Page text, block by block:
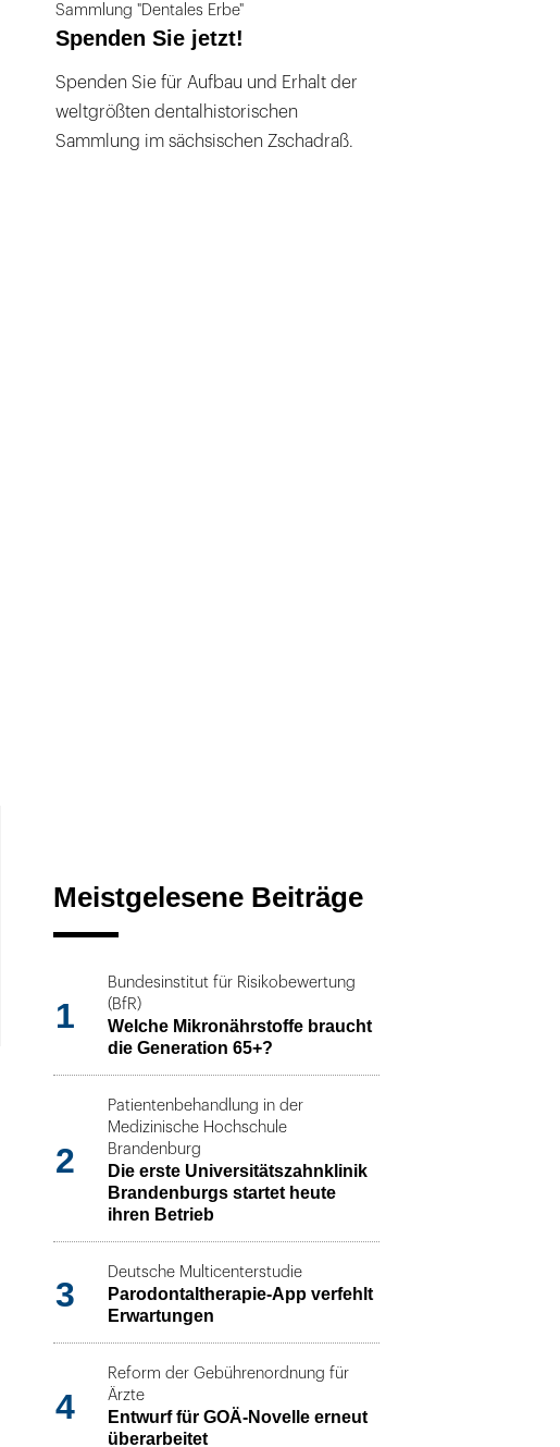
Sammlung "Dentales Erbe"
Spenden Sie jetzt!
Spenden Sie für Aufbau und Erhalt der
weltgrößten dentalhistorischen
Sammlung im sächsischen Zschadraß.
Meistgelesene Beiträge
1
Bundesinstitut für Risikobewertung
(BfR)
Welche Mikronährstoffe braucht
die Generation 65+?
2
Patientenbehandlung in der
Medizinische Hochschule
Brandenburg
Die erste Universitätszahnklinik
Brandenburgs startet heute
ihren Betrieb
3
Deutsche Multicenterstudie
Parodontaltherapie-App verfehlt
Erwartungen
4
Reform der Gebührenordnung für
Ärzte
Entwurf für GOÄ-Novelle erneut
überarbeitet